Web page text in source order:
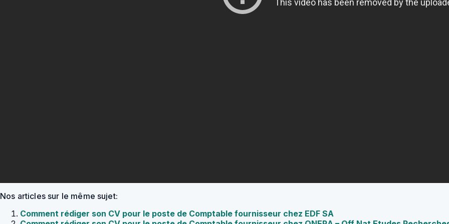
Nos articles sur le même sujet:
Comment rédiger son CV pour le poste de Comptable fournisseur chez EDF SA